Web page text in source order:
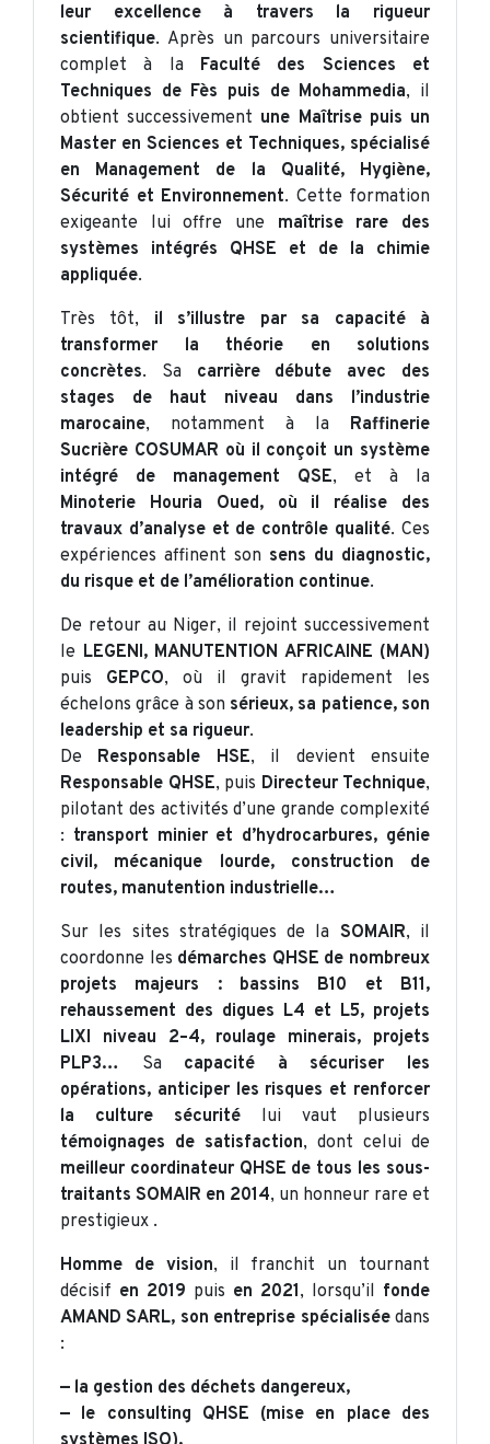
leur excellence à travers la rigueur
scientifique. Après un parcours universitaire
complet à la Faculté des Sciences et
Techniques de Fès puis de Mohammedia, il
obtient successivement une Maîtrise puis un
Master en Sciences et Techniques, spécialisé
en Management de la Qualité, Hygiène,
Sécurité et Environnement. Cette formation
exigeante lui offre une maîtrise rare des
systèmes intégrés QHSE et de la chimie
appliquée.
Très tôt, il s’illustre par sa capacité à
transformer la théorie en solutions
concrètes. Sa carrière débute avec des
stages de haut niveau dans l’industrie
marocaine, notamment à la Raffinerie
Sucrière COSUMAR où il conçoit un système
intégré de management QSE, et à la
Minoterie Houria Oued, où il réalise des
travaux d’analyse et de contrôle qualité. Ces
expériences affinent son sens du diagnostic,
du risque et de l’amélioration continue.
De retour au Niger, il rejoint successivement
le LEGENI, MANUTENTION AFRICAINE (MAN)
puis GEPCO, où il gravit rapidement les
échelons grâce à son sérieux, sa patience, son
leadership et sa rigueur.
De Responsable HSE, il devient ensuite
Responsable QHSE, puis Directeur Technique,
pilotant des activités d’une grande complexité
: transport minier et d’hydrocarbures, génie
civil, mécanique lourde, construction de
routes, manutention industrielle…
Sur les sites stratégiques de la SOMAIR, il
coordonne les démarches QHSE de nombreux
projets majeurs : bassins B10 et B11,
rehaussement des digues L4 et L5, projets
LIXI niveau 2–4, roulage minerais, projets
PLP3… Sa capacité à sécuriser les
opérations, anticiper les risques et renforcer
la culture sécurité lui vaut plusieurs
témoignages de satisfaction, dont celui de
meilleur coordinateur QHSE de tous les sous-
traitants SOMAIR en 2014, un honneur rare et
prestigieux .
Homme de vision, il franchit un tournant
décisif en 2019 puis en 2021, lorsqu’il fonde
AMAND SARL, son entreprise spécialiséedans
:
— la gestion des déchets dangereux,
— le consulting QHSE (mise en place des